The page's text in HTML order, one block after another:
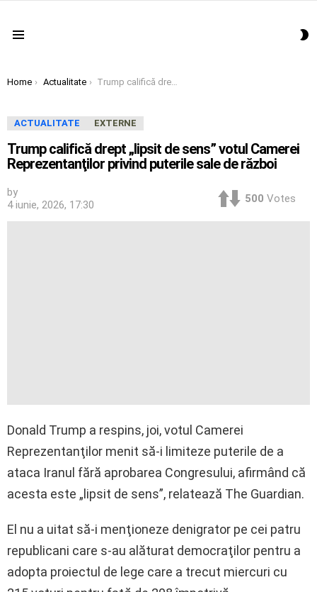
You are here:
Home Actualitate Trump califică drept „lipsit de sens” votul Camerei Reprezentanţilor privind puterile sale de război
ACTUALITATE EXTERNE
Trump califică drept „lipsit de sens” votul Camerei
Reprezentanţilor privind puterile sale de război
by
4 iunie, 2026, 17:30
500 Votes
Donald Trump a respins, joi, votul Camerei
Reprezentanţilor menit să-i limiteze puterile de a
ataca Iranul fără aprobarea Congresului, afirmând că
acesta este „lipsit de sens”, relatează The Guardian.
El nu a uitat să-i menţioneze denigrator pe cei patru
republicani care s-au alăturat democraţilor pentru a
adopta proiectul de lege care a trecut miercuri cu